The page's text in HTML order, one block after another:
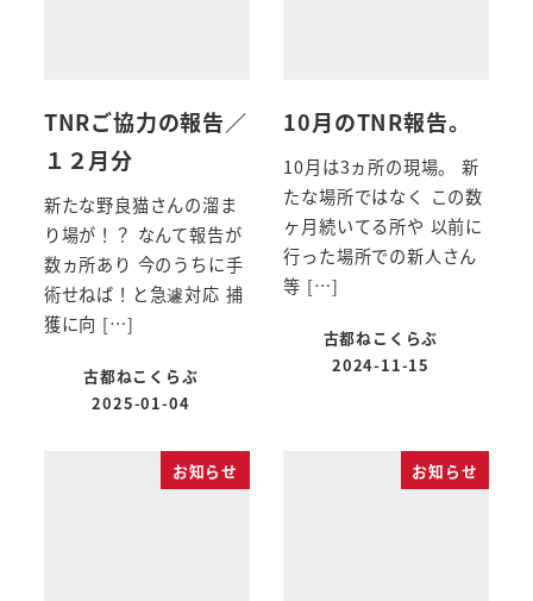
TNRご協力の報告／
１２月分
新たな野良猫さんの溜ま
り場が！？ なんて報告が
数ヵ所あり 今のうちに手
術せねば！と急遽対応 捕
獲に向 […]
古都ねこくらぶ
2025-01-04
10月のTNR報告。
10月は3ヵ所の現場。 新
たな場所ではなく この数
ヶ月続いてる所や 以前に
行った場所での新人さん
等 […]
古都ねこくらぶ
2024-11-15
お知らせ お知らせ